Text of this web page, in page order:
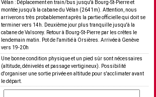
Vélan : Déplacement en train/bus jusqu'à Bourg-St-Pierre et
montée jusqu’à la cabane du Vélan (2641m). Attention, nous
arriverons très probablement après la partie officielle qui doit se
terminer vers 14h. Deuxième jour plus tranquille jusqu'à la
cabane de Valsorey. Retour à Bourg-St-Pierre par les crêtes le
lendemain matin. Pot de l'amitié à Orsières. Arrivée à Genève
vers 19-20h
Une bonne condition physique et un pied sûr sont nécessaires
(altitude, dénivelés et passage vertigineux). Possibilité
d'organiser une sortie privée en altitude pour s'acclimater avant
le départ.